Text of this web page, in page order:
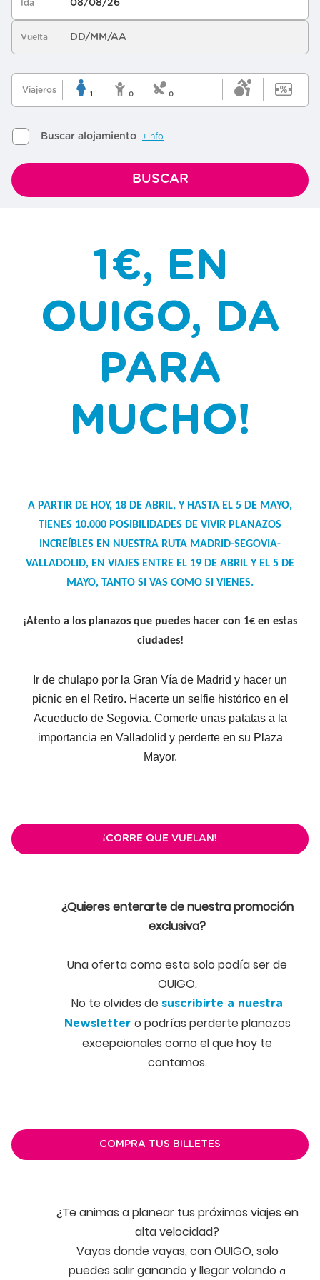
1€, EN
OUIGO, DA
PARA
MUCHO!
A PARTIR DE HOY, 18 DE ABRIL, Y HASTA EL 5 DE MAYO,
TIENES 10.000 POSIBILIDADES DE VIVIR PLANAZOS
INCREÍBLES EN NUESTRA RUTA MADRID-SEGOVIA-
VALLADOLID, EN VIAJES ENTRE EL 19 DE ABRIL Y EL 5 DE
MAYO, TANTO SI VAS COMO SI VIENES.
¡Atento a los planazos que puedes hacer con 1€ en estas
ciudades!
Ir de chulapo por la Gran Vía de Madrid y hacer un
picnic en el Retiro. Hacerte un selfie histórico en el
Acueducto de Segovia. Comerte unas patatas a la
importancia en Valladolid y perderte en su Plaza
Mayor.
¡CORRE QUE VUELAN!
¿Quieres enterarte de nuestra promoción
exclusiva?
Una oferta como esta solo podía ser de
OUIGO.
No te olvides de suscribirte a nuestra
Newsletter o podrías perderte planazos
excepcionales como el que hoy te
contamos.
COMPRA TUS BILLETES
¿Te animas a planear tus próximos viajes en
alta velocidad?
Vayas donde vayas, con OUIGO, solo
puedes salir ganando y llegar volando a